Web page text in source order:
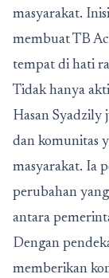
masyarakat.
membuat TB
tempat di hati
Tidak hanya
Hasan Syadzily
dan komunitas
masyarakat. Ia
perubahan
antara
Dengan
memberikan